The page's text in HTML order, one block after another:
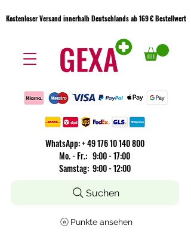
Suchen
WhatsApp:+49 176 10 140 800
​Mo. - Fr.: 9:00 - 17:00
Samstag: 9:00 - 12:00
Punkte ansehen
Kostenloser Versand innerhalb Deutschlands ab 169 € Bestellwert
Kostenloser Versand innerhalb Deutschlands ab 169 € Bestellwert